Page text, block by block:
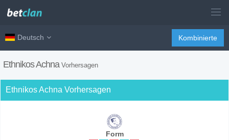
Deutsch Kombinierte
Ethnikos Achna Vorhersagen
Ethnikos Achna Vorhersagen
Form